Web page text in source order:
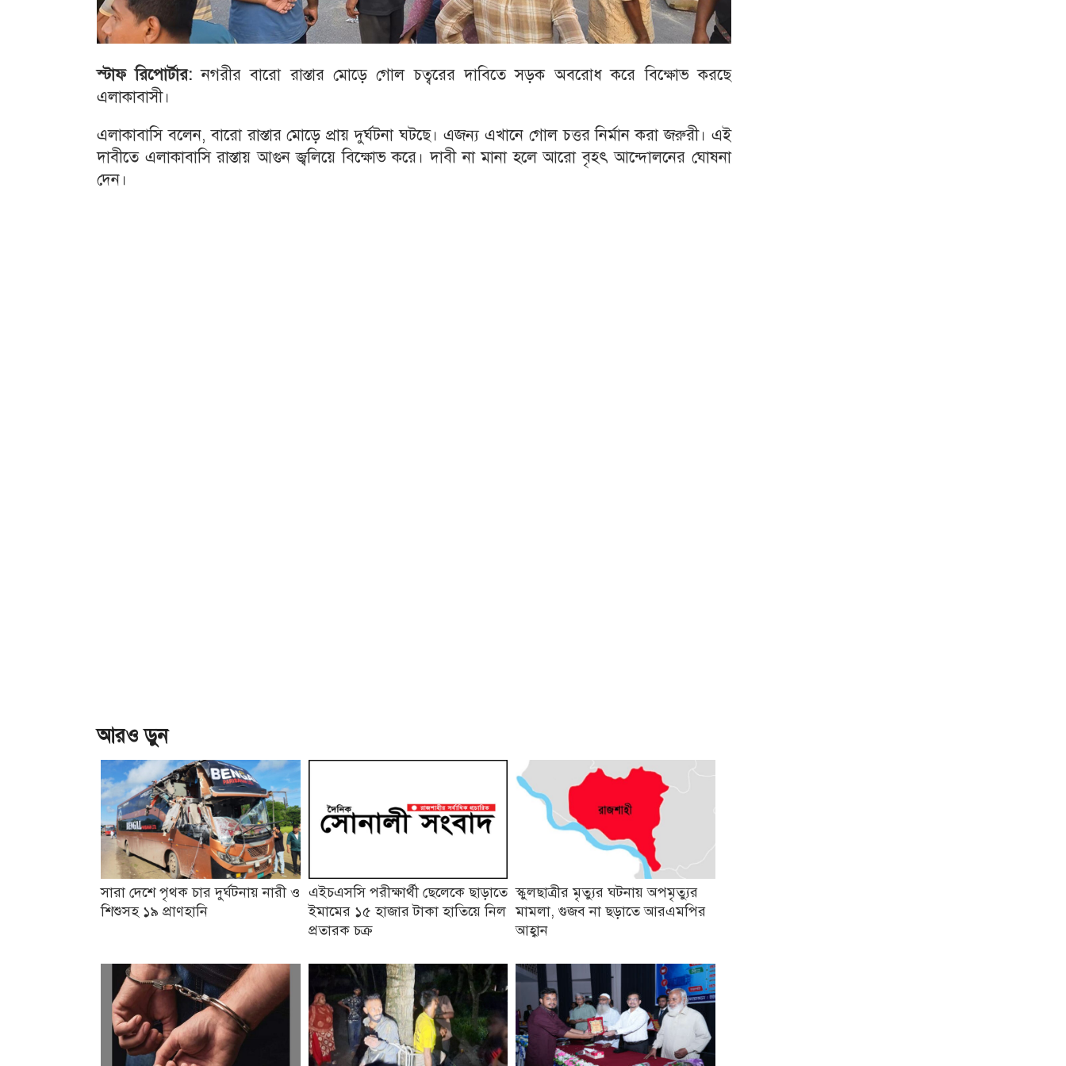
স্টাফ রিপোর্টার: নগরীর বারো রাস্তার মোড়ে গোল চত্বরের দাবিতে সড়ক অবরোধ করে বিক্ষোভ করছে
এলাকাবাসী।
এলাকাবাসি বলেন, বারো রাস্তার মোড়ে প্রায় দুর্ঘটনা ঘটছে। এজন্য এখানে গোল চত্তর নির্মান করা জরুরী। এই
দাবীতে এলাকাবাসি রাস্তায় আগুন জ্বলিয়ে বিক্ষোভ করে। দাবী না মানা হলে আরো বৃহৎ আন্দোলনের ঘোষনা
দেন।
আরও ড়ুন
সারা দেশে পৃথক চার দুর্ঘটনায় নারী ও
শিশুসহ ১৯ প্রাণহানি
এইচএসসি পরীক্ষার্থী ছেলেকে ছাড়াতে
ইমামের ১৫ হাজার টাকা হাতিয়ে নিল
প্রতারক চক্র
স্কুলছাত্রীর মৃত্যুর ঘটনায় অপমৃত্যুর
মামলা, গুজব না ছড়াতে আরএমপির
আহ্বান